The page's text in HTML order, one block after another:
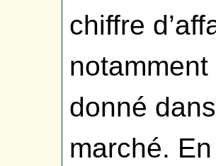
chiffre
notamment
donné
marché.